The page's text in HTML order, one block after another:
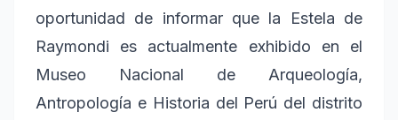
oportunidad de informar que la Estela de
Raymondi es actualmente exhibido en el
Museo Nacional de Arqueología,
Antropología e Historia del Perú del distrito